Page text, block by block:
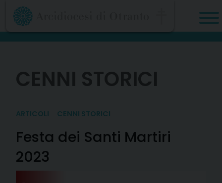
Skip
content
CENNI STORICI
ARTICOLI CENNI STORICI
Festa dei Santi Martiri
2023